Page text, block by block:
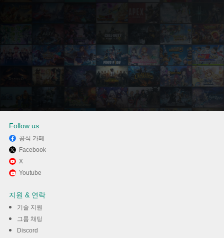
Memu Play에서 유니콘 HTTPS
Follow us
공식 카페
Facebook
X
Youtube
지원 & 연락
기술 지원
그룹 채팅
Discord